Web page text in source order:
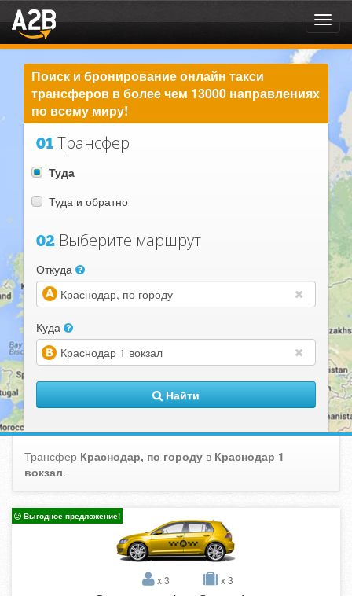
Поиск и бронирование онлайн такси
трансферов в более чем 13000 направлениях
по всему миру!
01 Трансфер
Туда
Туда и обратно
02 Выберите маршрут
Откуда
Куда
Найти
Трансфер Краснодар, по городу в Краснодар 1
вокзал.
Выгодное предложение!
x 3 x 3